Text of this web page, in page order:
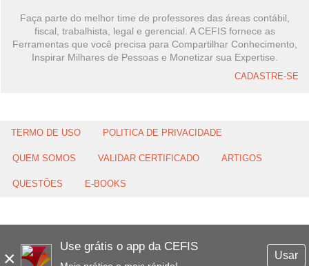
×
Use grátis o app da CEFIS
Usar
Faça parte do melhor time de professores das áreas contábil,
fiscal, trabalhista, legal e gerencial. A CEFIS fornece as
Ferramentas que você precisa para Compartilhar Conhecimento,
Inspirar Milhares de Pessoas e Monetizar sua Expertise.
CADASTRE-SE
TERMO DE USO POLITICA DE PRIVACIDADE
QUEM SOMOS VALIDAR CERTIFICADO ARTIGOS
QUESTÕES E-BOOKS